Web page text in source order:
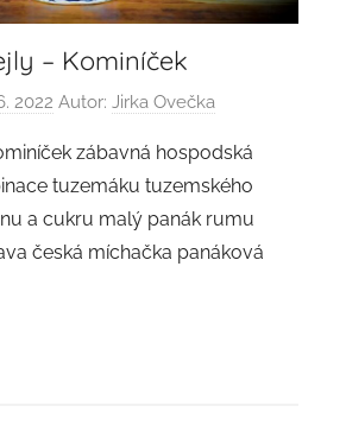
– Kominíček
2022 Autor: Jirka Ovečka
zábavná hospodská
tuzemáku tuzemského
a cukru malý panák rumu
česká míchačka panáková